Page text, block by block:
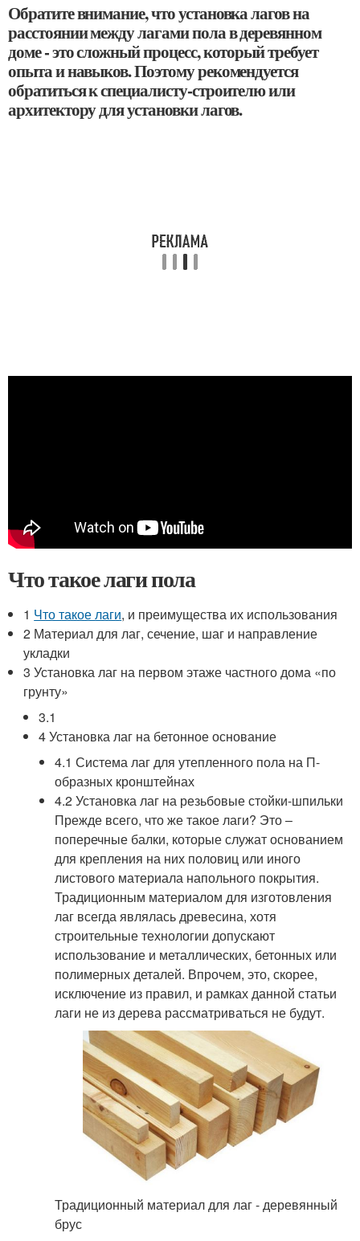
Обратите внимание, что установка лагов на
расстоянии между лагами пола в деревянном
доме - это сложный процесс, который требует
опыта и навыков. Поэтому рекомендуется
обратиться к специалисту-строителю или
архитектору для установки лагов.
Что такое лаги пола
1 Что такое лаги, и преимущества их использования
2 Материал для лаг, сечение, шаг и направление
укладки
3 Установка лаг на первом этаже частного дома «по
грунту»
3.1
4 Установка лаг на бетонное основание
4.1 Система лаг для утепленного пола на П-
образных кронштейнах
4.2 Установка лаг на резьбовые стойки-шпильки
Прежде всего, что же такое лаги? Это –
поперечные балки, которые служат основанием
для крепления на них половиц или иного
листового материала напольного покрытия.
Традиционным материалом для изготовления
лаг всегда являлась древесина, хотя
строительные технологии допускают
использование и металлических, бетонных или
полимерных деталей. Впрочем, это, скорее,
исключение из правил, и рамках данной статьи
лаги не из дерева рассматриваться не будут.
Традиционный материал для лаг - деревянный
брус